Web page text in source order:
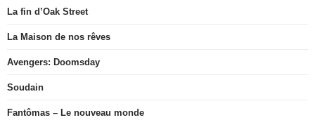
La fin d’Oak Street
La Maison de nos rêves
Avengers: Doomsday
Soudain
Fantômas – Le nouveau monde